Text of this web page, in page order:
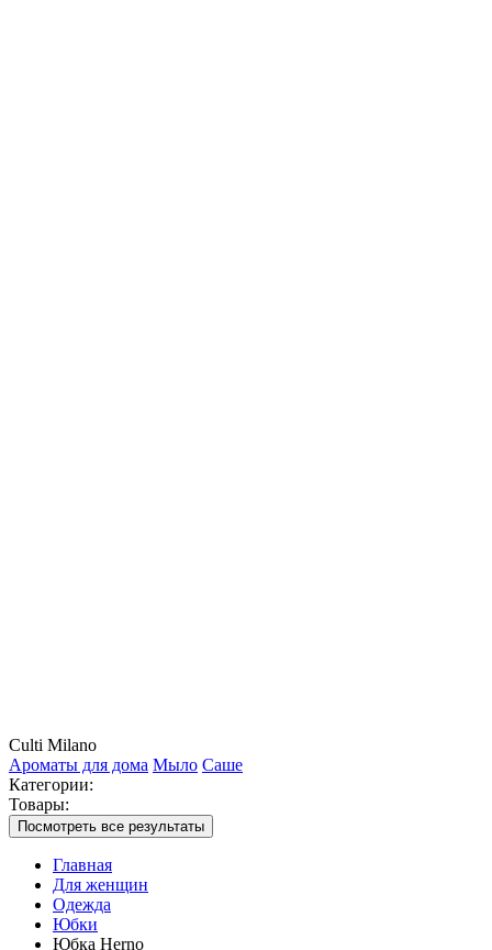
Culti Milano
Ароматы для дома Мыло Саше
Категории:
Товары:
Посмотреть все результаты
Главная
Для женщин
Одежда
Юбки
Юбка Herno